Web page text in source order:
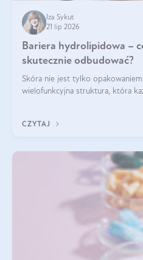
Iza Sykut
21 lip 2026
Bariera hydrolipidowa –
skutecznie odbudować?
Skóra nie jest tylko
wielofunkcyjna struktura, która
bariera hydrolipidowa.
CZYTAJ